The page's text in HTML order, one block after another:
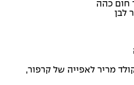
(300 גרם) שוקולד מריר לאפייה של קרפור,